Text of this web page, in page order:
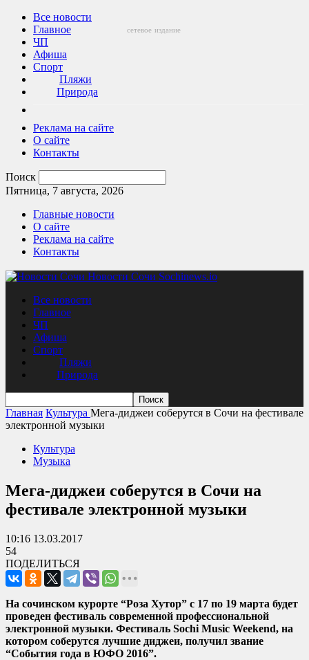
Все новости
Главное
ЧП
Афиша
Спорт
Пляжи
Природа
Реклама на сайте
О сайте
Контакты
Поиск
Пятница, 7 августа, 2026
Главные новости
О сайте
Реклама на сайте
Контакты
Новости Сочи Sochinews.io
сетевое издание
Все новости
Главное
ЧП
Афиша
Спорт
Пляжи
Природа
Главная Культура Мега-диджеи соберутся в Сочи на фестивале
электронной музыки
Культура
Музыка
Мега-диджеи соберутся в Сочи на
фестивале электронной музыки
10:16 13.03.2017
54
ПОДЕЛИТЬСЯ
На сочинском курорте “Роза Хутор” с 17 по 19 марта будет
проведен фестиваль современной профессиональной
электронной музыки. Фестиваль Sochi Music Weekend, на
котором соберутся лучшие диджеи, получил звание
“События года в ЮФО 2016”.